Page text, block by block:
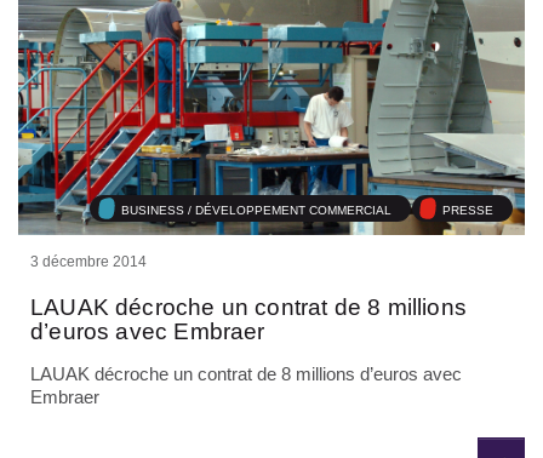
BUSINESS / DÉVELOPPEMENT COMMERCIAL PRESSE
3 décembre 2014
LAUAK décroche un contrat de 8 millions
d’euros avec Embraer
LAUAK décroche un contrat de 8 millions d’euros avec
Embraer